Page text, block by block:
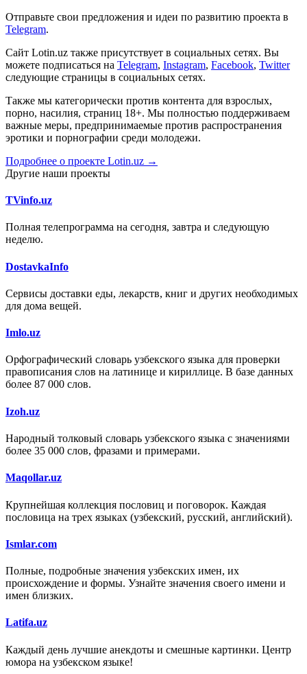
Отправьте свои предложения и идеи по развитию проекта в
Telegram.
Сайт Lotin.uz также присутствует в социальных сетях. Вы
можете подписаться на Telegram, Instagram, Facebook, Twitter
следующие страницы в социальных сетях.
Также мы категорически против контента для взрослых,
порно, насилия, страниц 18+. Мы полностью поддерживаем
важные меры, предпринимаемые против распространения
эротики и порнографии среди молодежи.
Подробнее о проекте Lotin.uz →
Другие наши проекты
TVinfo.uz
Полная телепрограмма на сегодня, завтра и следующую
неделю.
DostavkaInfo
Сервисы доставки еды, лекарств, книг и других необходимых
для дома вещей.
Imlo.uz
Орфографический словарь узбекского языка для проверки
правописания слов на латинице и кириллице. В базе данных
более 87 000 слов.
Izoh.uz
Народный толковый словарь узбекского языка с значениями
более 35 000 слов, фразами и примерами.
Maqollar.uz
Крупнейшая коллекция пословиц и поговорок. Каждая
пословица на трех языках (узбекский, русский, английский).
Ismlar.com
Полные, подробные значения узбекских имен, их
происхождение и формы. Узнайте значения своего имени и
имен близких.
Latifa.uz
Каждый день лучшие анекдоты и смешные картинки. Центр
юмора на узбекском языке!